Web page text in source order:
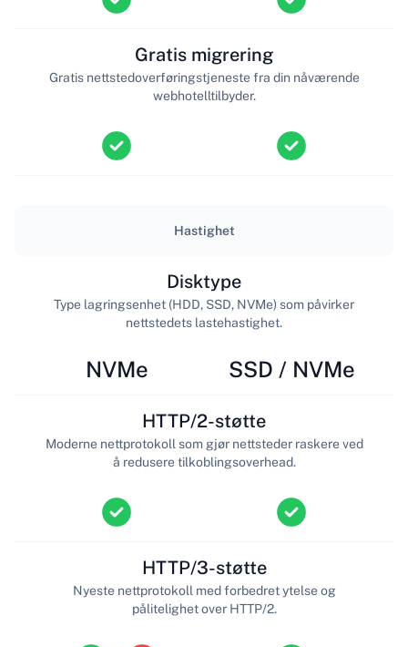
Gratis migrering
Gratis nettstedoverføringstjeneste fra din nåværende
webhotelltilbyder.
Hastighet
NVMe
Disktype
Type lagringsenhet (HDD, SSD, NVMe) som påvirker
nettstedets lastehastighet.
SSD / NVMe
HTTP/2-støtte
Moderne nettprotokoll som gjør nettsteder raskere ved
å redusere tilkoblingsoverhead.
HTTP/3-støtte
Nyeste nettprotokoll med forbedret ytelse og
pålitelighet over HTTP/2.